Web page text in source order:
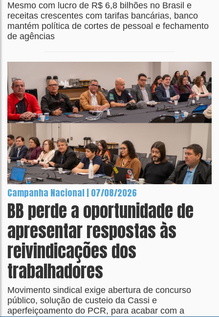
Mesmo com lucro de R$ 6,8 bilhões no Brasil e
receitas crescentes com tarifas bancárias, banco
mantém política de cortes de pessoal e fechamento
de agências
Campanha Nacional | 07/08/2026
BB perde a oportunidade de
apresentar respostas às
reivindicações dos
trabalhadores
Movimento sindical exige abertura de concurso
público, solução de custeio da Cassi e
aperfeiçoamento do PCR, para acabar com a